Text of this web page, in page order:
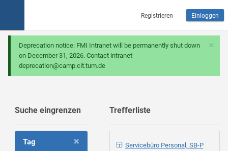
Registrieren Einloggen
×
Deprecation notice: FMI Intranet will be permanently shut down
on December 31, 2026. Contact intranet-
deprecation@camp.cit.tum.de
Suche eingrenzen
×
Tag
Trefferliste
Servicebüro Personal, SB-P